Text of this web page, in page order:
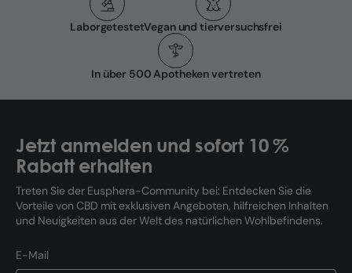
LaborgetestetVegan und tierversuchsfrei
In über 500 Apotheken vertreten
Jetzt anmelden und sofort 10 %
Rabatt erhalten
Treten Sie der Eusphera-Community bei: Entdecken Sie die
Vorteile von CBD mit exklusiven Angeboten, hilfreichen Inhalten
und Neuigkeiten aus der Welt des natürlichen Wohlbefindens.
E-Mail